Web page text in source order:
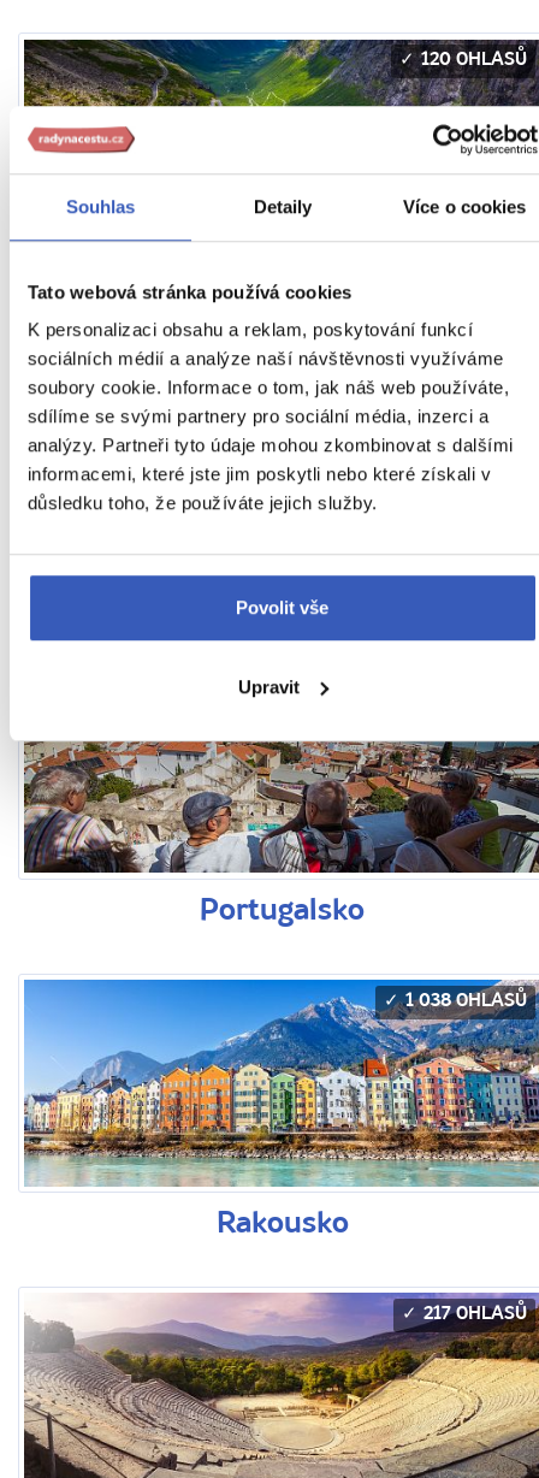
Souhlas Detaily Více o cookies
Tato webová stránka používá cookies
K personalizaci obsahu a reklam, poskytování funkcí
sociálních médií a analýze naší návštěvnosti využíváme
soubory cookie. Informace o tom, jak náš web používáte,
sdílíme se svými partnery pro sociální média, inzerci a
analýzy. Partneři tyto údaje mohou zkombinovat s dalšími
informacemi, které jste jim poskytli nebo které získali v
důsledku toho, že používáte jejich služby.
Povolit vše
Upravit
120 OHLASŮ
Norsko
796 OHLASŮ
Polsko
Portugalsko
1 038 OHLASŮ
Rakousko
217 OHLASŮ